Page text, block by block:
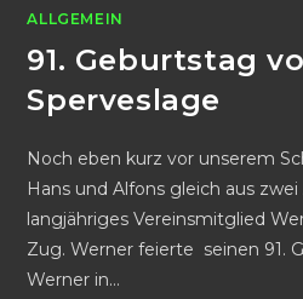
ALLGEMEIN
91. Geburtstag
Sperveslage
Noch eben kurz vor unserem
Hans und Alfons gleich aus
langjähriges Vereinsmitglied
Zug. Werner feierte seinen 91.
Werner in…